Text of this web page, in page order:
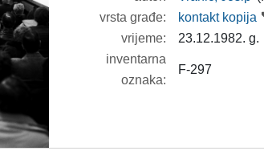
vrsta građe:
kontakt kopija
vrijeme:
23.12.1982. g.
inventarna
oznaka:
F-297